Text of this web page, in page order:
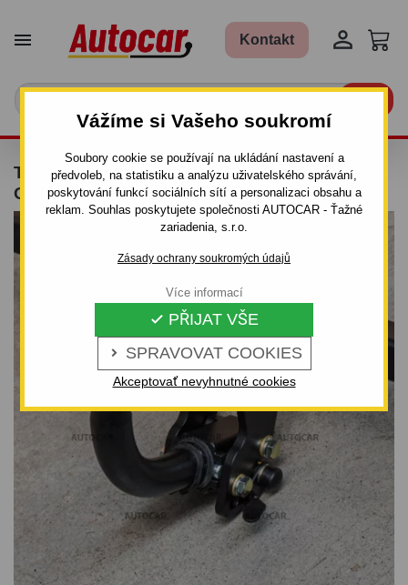
Vážíme si Vašeho soukromí
Soubory cookie se používají na ukládání nastavení a
předvoleb, na statistiku a analýzu uživatelského správání,
poskytování funkcí sociálních sítí a personalizaci obsahu a
reklam. Souhlas poskytujete společnosti AUTOCAR - Ťažné
zariadenia, s.r.o.
Zásady ochrany soukromých údajů
 SPRAVOVAT COOKIES
 PŘIJAT VŠE
Akceptovať nevyhnutné cookies
Více informací
 Kontakt 
TAŽNÉ ZAŘÍZENÍ PRO HYUNDAI I10 -
ODNÍMATELNÝ BAJONETOVÝ SYSTÉM